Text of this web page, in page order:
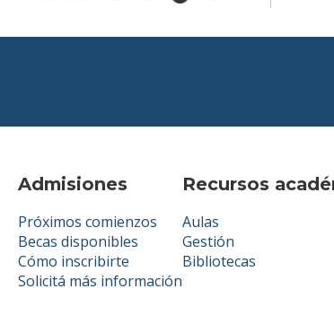
Admisiones
Próximos comienzos
Becas disponibles
Cómo inscribirte
Solicitá más información
Recursos
Aulas
Gestión
Bibliotecas